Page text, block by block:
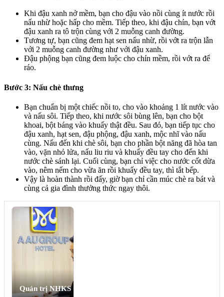
Khi đậu xanh nở mềm, bạn cho đậu vào nồi cùng ít nước rồi
nấu nhừ hoặc hấp cho mềm. Tiếp theo, khi đậu chín, bạn vớt
đậu xanh ra tô trộn cùng với 2 muỗng canh đường.
Tương tự, bạn cũng đem hạt sen nấu nhừ, rồi vớt ra trộn lẫn
với 2 muỗng canh đường như với đậu xanh.
Đậu phộng bạn cũng đem luộc cho chín mềm, rồi vớt ra để
ráo.
Bước 3: Nấu chè thưng
Bạn chuẩn bị một chiếc nồi to, cho vào khoảng 1 lít nước vào
và nấu sôi. Tiếp theo, khi nước sôi bùng lên, bạn cho bột
khoai, bột báng vào khuấy thật đều. Sau đó, bạn tiếp tục cho
đậu xanh, hạt sen, đậu phộng, đậu xanh, mộc nhĩ vào nấu
cùng. Nấu đến khi chè sôi, bạn cho phần bột năng đã hòa tan
vào, vặn nhỏ lửa, nấu liu riu và khuấy đều tay cho đến khi
nước chè sánh lại. Cuối cùng, bạn chỉ việc cho nước cốt dừa
vào, nêm nếm cho vừa ăn rồi khuấy đều tay, thì tắt bếp.
Vậy là hoàn thành rồi đấy, giờ bạn chỉ cần múc chè ra bát và
cùng cả gia đình thưởng thức ngay thôi.
Quản trị NHKS